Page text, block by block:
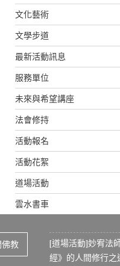
文化藝術
文學步道
最新活動訊息
服務單位
未來與希望講座
法會修持
活動報名
活動花絮
道場活動
雲水書車
佛教
[道場活動]妙宥法
經》的人間修行之